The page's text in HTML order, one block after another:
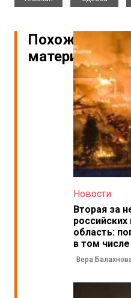
Похожие
материалы
Новости
Вторая за
область:
в том
Вера